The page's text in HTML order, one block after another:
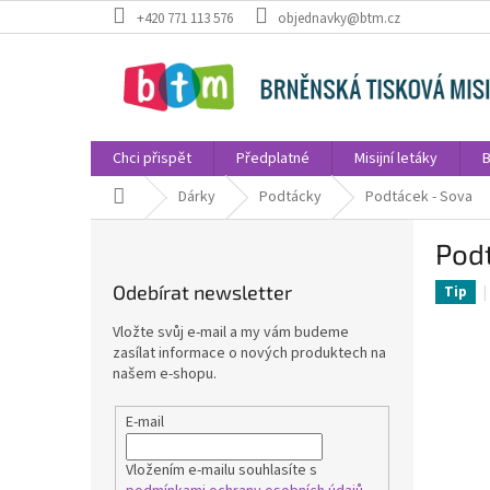
na
+420 771 113 576 objednavky@btm.cz
Chci přispět Předplatné Misijní letáky
Domů Dárky Podtácky Podtácek - Sova
Odebírat newsletter
Vložte svůj e-mail a my vám budeme
zasílat informace o nových produktech na
našem e-shopu.
E-mail
Vložením e-mailu souhlasíte s
Tip